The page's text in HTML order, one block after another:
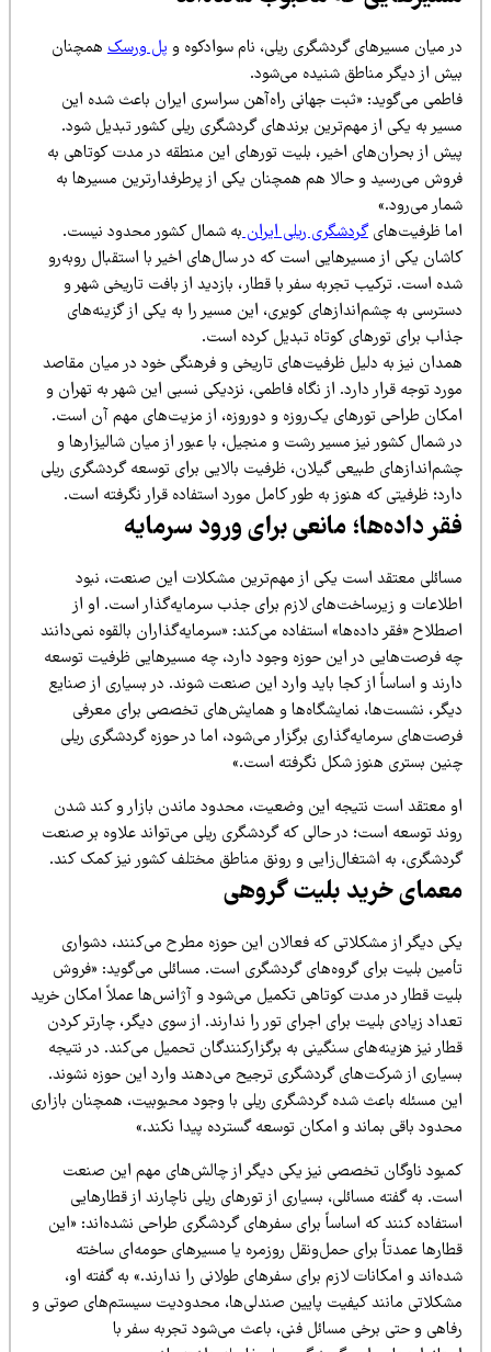
میان مسیرهای گردشگری ریلی، نام سوادکوه وپل ورسکهمچنان
از دیگر مناطق شنیده می‌شود.
می‌گوید: «ثبت جهانی راه‌آهن سراسری ایران باعث شده این
به یکی از مهم‌ترین برندهای گردشگری ریلی کشور تبدیل شود.
از بحران‌های اخیر، بلیت تورهای این منطقه در مدت کوتاهی به
می‌رسید و حالا هم همچنان یکی از پرطرفدارترین مسیرها به
می‌رود.»
ظرفیت‌هایگردشگری ریلی ایرانبه شمال کشور محدود نیست.
یکی از مسیرهایی است که در سال‌های اخیر با استقبال روبه‌رو
است. ترکیب تجربه سفر با قطار، بازدید از بافت تاریخی شهر و
به چشم‌اندازهای کویری، این مسیر را به یکی از گزینه‌های
برای تورهای کوتاه تبدیل کرده است.
نیز به دلیل ظرفیت‌های تاریخی و فرهنگی خود در میان مقاصد
توجه قرار دارد. از نگاه فاطمی، نزدیکی نسبی این شهر به تهران و
طراحی تورهای یک‌روزه و دوروزه، از مزیت‌های مهم آن است.
شمال کشور نیز مسیر رشت و منجیل، با عبور از میان شالیزارها و
طبیعی گیلان، ظرفیت بالایی برای توسعه گردشگری ریلی
ظرفیتی که هنوز به طور کامل مورد استفاده قرار نگرفته است.
داده‌ها؛ مانعی برای ورود سرمایه
معتقد است یکی از مهم‌ترین مشکلات این صنعت، نبود
و زیرساخت‌های لازم برای جذب سرمایه‌گذار است. او از
«فقر داده‌ها» استفاده می‌کند: «سرمایه‌گذاران بالقوه نمی‌دانند
فرصت‌هایی در این حوزه وجود دارد، چه مسیرهایی ظرفیت توسعه
و اساساً از کجا باید وارد این صنعت شوند. در بسیاری از صنایع
نشست‌ها، نمایشگاه‌ها و همایش‌های تخصصی برای معرفی
سرمایه‌گذاری برگزار می‌شود، اما در حوزه گردشگری ریلی
بستری هنوز شکل نگرفته است.»
معتقد است نتیجه این وضعیت، محدود ماندن بازار و کند شدن
توسعه است؛ در حالی که گردشگری ریلی می‌تواند علاوه بر صنعت
به اشتغال‌زایی و رونق مناطق مختلف کشور نیز کمک کند.
خرید بلیت گروهی
دیگر از مشکلاتی که فعالان این حوزه مطرح می‌کنند، دشواری
بلیت برای گروه‌های گردشگری است. مسائلی می‌گوید: «فروش
قطار در مدت کوتاهی تکمیل می‌شود و آژانس‌ها عملاً امکان خرید
زیادی بلیت برای اجرای تور را ندارند. از سوی دیگر، چارتر کردن
نیز هزینه‌های سنگینی به برگزارکنندگان تحمیل می‌کند. در نتیجه
از شرکت‌های گردشگری ترجیح می‌دهند وارد این حوزه نشوند.
مسئله باعث شده گردشگری ریلی با وجود محبوبیت، همچنان بازاری
باقی بماند و امکان توسعه گسترده پیدا نکند.»
ناوگان تخصصی نیز یکی دیگر از چالش‌های مهم این صنعت
به گفته مسائلی، بسیاری از تورهای ریلی ناچارند از قطارهایی
کنند که اساساً برای سفرهای گردشگری طراحی نشده‌اند: «این
عمدتاً برای حمل‌ونقل روزمره یا مسیرهای حومه‌ای ساخته
و امکانات لازم برای سفرهای طولانی را ندارند.» به گفته او،
مانند کیفیت پایین صندلی‌ها، محدودیت سیستم‌های صوتی و
و حتی برخی مسائل فنی، باعث می‌شود تجربه سفر با